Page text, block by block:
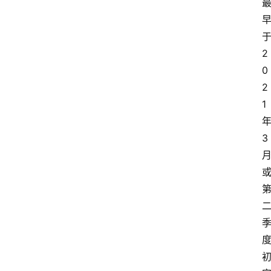
最
早
于
2
0
2
1
年
3
月
或
第
二
季
度
初